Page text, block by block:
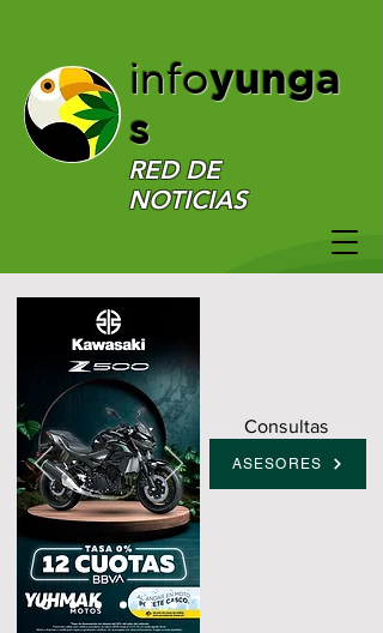
infoyunga
s
RED DE
NOTICIAS
Consultas
ASESORES